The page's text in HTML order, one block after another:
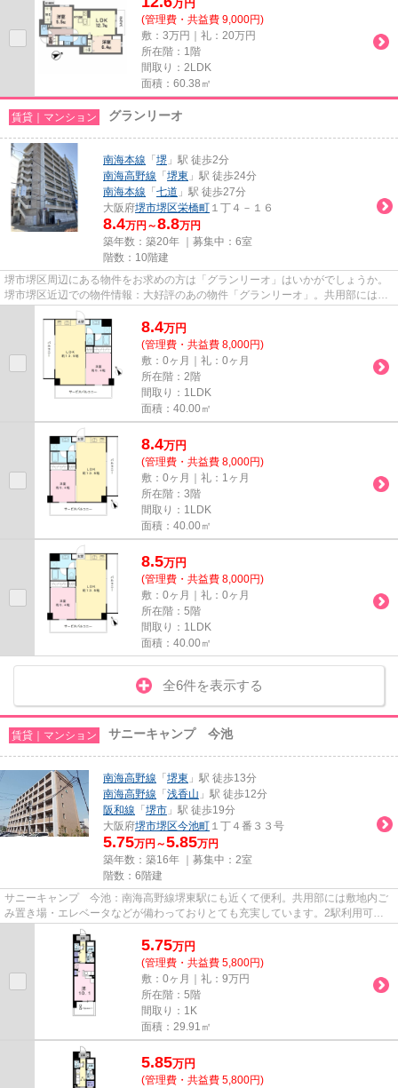
万 円
(管理費・共益費 9,000円)
敷：3万円｜礼：20万円
所在階：1階
間取り：2LDK
面積：60.38㎡
賃貸｜マンション グランリーオ
南海本線 「 堺 」駅 徒歩2分
南海高野線 「 堺東 」駅 徒歩24分
南海本線 「 七道 」駅 徒歩27分
大阪府堺市堺区栄橋町 １丁４－１６
8.4万円～8.8万円
築年数：築20年 ｜募集中： 6室
階数：10階建
堺市堺区周辺にある物件をお求めの方は「グランリーオ」はいかがでしょうか。
堺市堺区近辺での物件情報：大好評のあの物件「グランリーオ」。共用部には敷
地内ごみ置き場・エレベータ...
8.4万円
(管理費・共益費 8,000円)
敷：0ヶ月｜礼：0ヶ月
所在階：2階
間取り：1LDK
面積：40.00㎡
8.4万円
(管理費・共益費 8,000円)
敷：0ヶ月｜礼：1ヶ月
所在階：3階
間取り：1LDK
面積：40.00㎡
8.5万円
(管理費・共益費 8,000円)
敷：0ヶ月｜礼：0ヶ月
所在階：5階
間取り：1LDK
面積：40.00㎡
全6件を表示する
賃貸｜マンション サニーキャンプ 今池
南海高野線 「 堺東 」駅 徒歩13分
南海高野線 「 浅香山 」駅 徒歩12分
阪和線 「 堺市 」駅 徒歩19分
大阪府堺市堺区今池町 １丁４番３３号
5.75万円～5.85万円
築年数：築16年 ｜募集中： 2室
階数：6階建
サニーキャンプ 今池：南海高野線堺東駅にも近くて便利。共用部には敷地内ご
み置き場・エレベータなどが備わっておりとても充実しています。2駅利用可能
でアクセスの良い物件です。造...
5.75万円
(管理費・共益費 5,800円)
敷：0ヶ月｜礼：9万円
所在階：5階
間取り：1K
面積：29.91㎡
5.85万円
(管理費・共益費 5,800円)